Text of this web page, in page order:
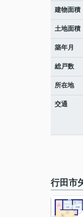
建物面積
土地面積
築年月
総戸数
所在地
交通
行田市